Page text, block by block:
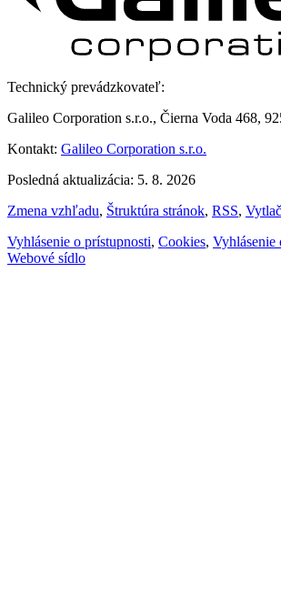
Technický prevádzkovateľ:
Galileo Corporation s.r.o., Čierna Voda 468,
Kontakt: Galileo Corporation s.r.o.
Posledná aktualizácia: 5. 8. 2026
Zmena vzhľadu, Štruktúra stránok, RSS,
Vyhlásenie o prístupnosti, Cookies, Vyhlásenie
Webové sídlo